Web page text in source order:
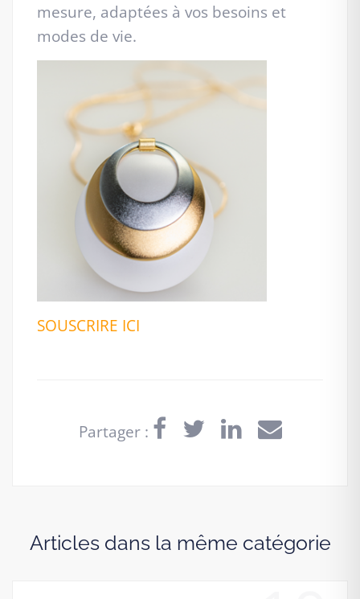
mesure, adaptées à vos besoins et
modes de vie.
SOUSCRIRE ICI
Partager :
Articles dans la même catégorie